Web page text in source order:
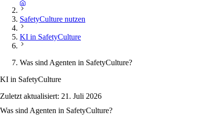
SafetyCulture nutzen
KI in SafetyCulture
Was sind Agenten in SafetyCulture?
KI in SafetyCulture
Zuletzt aktualisiert: 21. Juli 2026
Was sind Agenten in SafetyCulture?